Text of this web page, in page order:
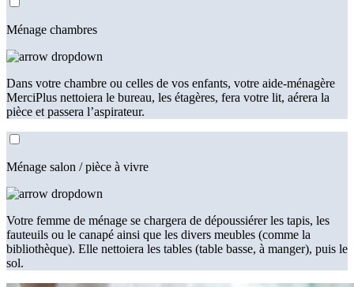
Ménage chambres
Dans votre chambre ou celles de vos enfants, votre aide-ménagère
MerciPlus nettoiera le bureau, les étagères, fera votre lit, aérera la
pièce et passera l’aspirateur.
Ménage salon / pièce à vivre
Votre femme de ménage se chargera de dépoussiérer les tapis, les
fauteuils ou le canapé ainsi que les divers meubles (comme la
bibliothèque). Elle nettoiera les tables (table basse, à manger), puis le
sol.